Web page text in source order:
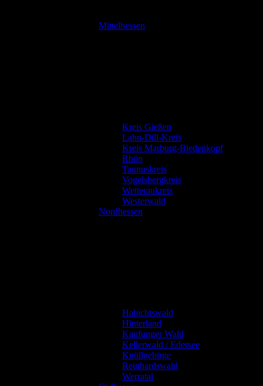
Mittelhessen
Kreis Gießen
Lahn-Dill-Kreis
Kreis Marburg-Biedenkopf
Rhön
Taunuskreis
Vogelsbergkreis
Wetteraukreis
Westerwald
Nordhessen
Habichtswald
Hinterland
Kaufunger Wald
Kellerwald / Edersee
Knüllgebirge
Reinhardswald
Werratal